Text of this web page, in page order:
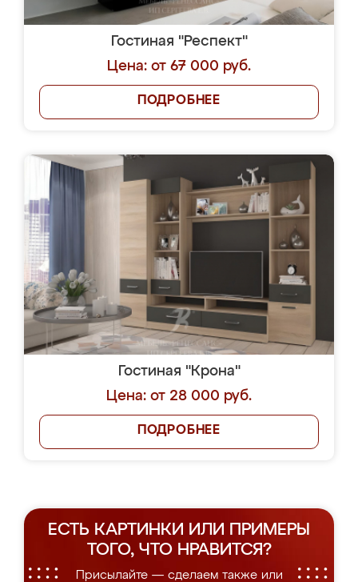
Гостиная "Респект"
Цена: от 67 000 руб.
ПОДРОБНЕЕ
Гостиная "Крона"
Цена: от 28 000 руб.
ПОДРОБНЕЕ
ЕСТЬ КАРТИНКИ ИЛИ ПРИМЕРЫ
ТОГО, ЧТО НРАВИТСЯ?
Присылайте — сделаем также или